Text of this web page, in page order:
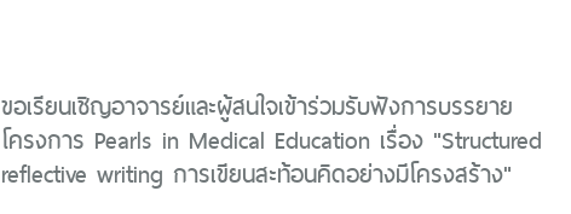
ขอเรียนเชิญอาจารย์และผู้สนใจเข้าร่วมรับฟังการบรรยาย
โครงการ Pearls in Medical Education เรื่อง "Structured
reflective writing การเขียนสะท้อนคิดอย่างมีโครงสร้าง"